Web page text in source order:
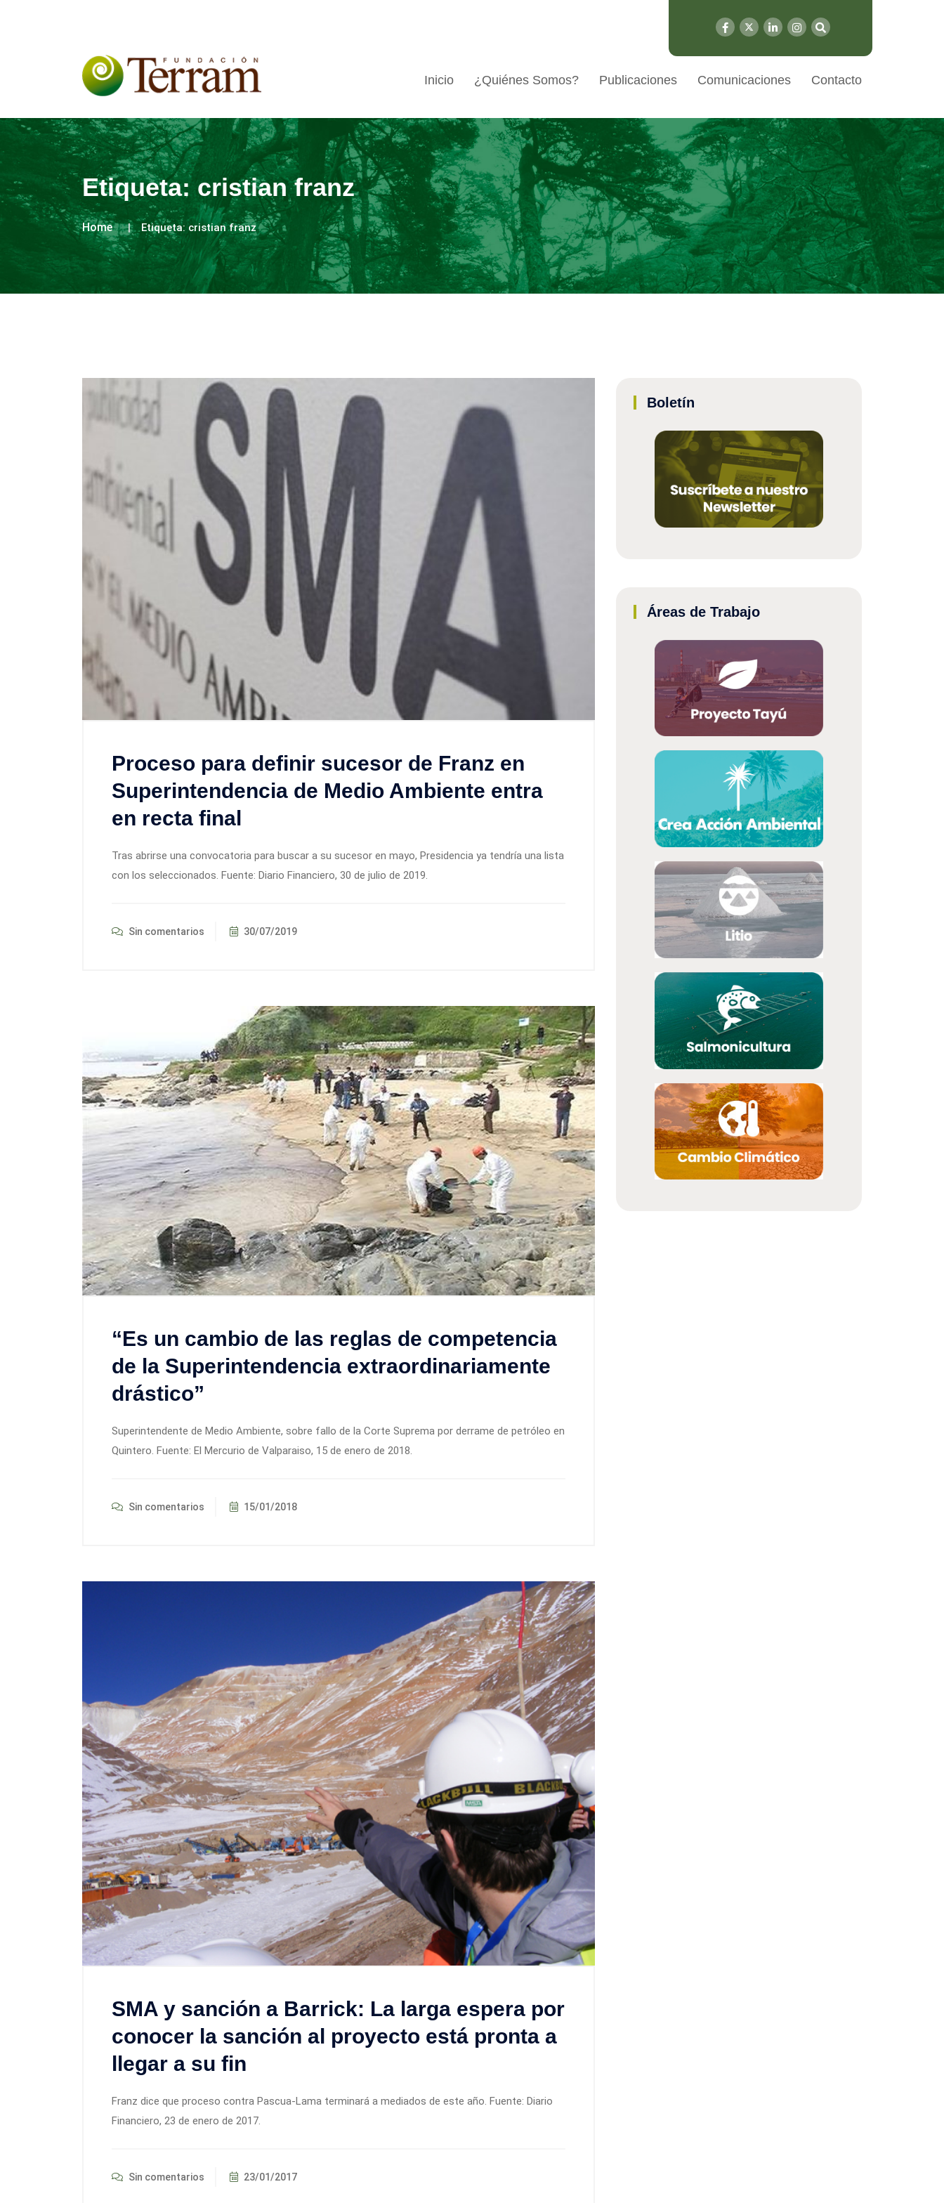
Inicio ¿Quiénes Somos? Publicaciones Comunicaciones Contacto
Etiqueta:cristian franz
Home Etiqueta:cristian franz
Proceso para definir sucesor de Franz en
Superintendencia de Medio Ambiente entra
en recta final
Tras abrirse una convocatoria para buscar a su sucesor en mayo, Presidencia ya tendría una lista
con los seleccionados. Fuente: Diario Financiero, 30 de julio de 2019.
Sin comentarios 30/07/2019
“Es un cambio de las reglas de competencia
de la Superintendencia extraordinariamente
drástico”
Superintendente de Medio Ambiente, sobre fallo de la Corte Suprema por derrame de petróleo en
Quintero. Fuente: El Mercurio de Valparaiso, 15 de enero de 2018.
Sin comentarios 15/01/2018
SMA y sanción a Barrick: La larga espera por
conocer la sanción al proyecto está pronta a
llegar a su fin
Franz dice que proceso contra Pascua-Lama terminará a mediados de este año. Fuente: Diario
Financiero, 23 de enero de 2017.
Sin comentarios 23/01/2017
Boletín
Áreas de Trabajo